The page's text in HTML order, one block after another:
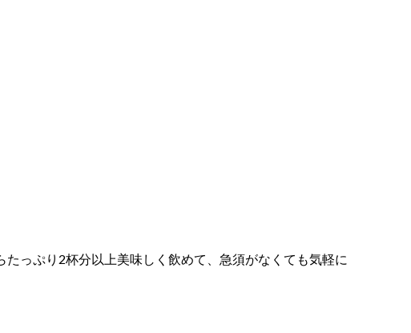
っぷり2杯分以上美味しく飲めて、急須がなくても気軽に